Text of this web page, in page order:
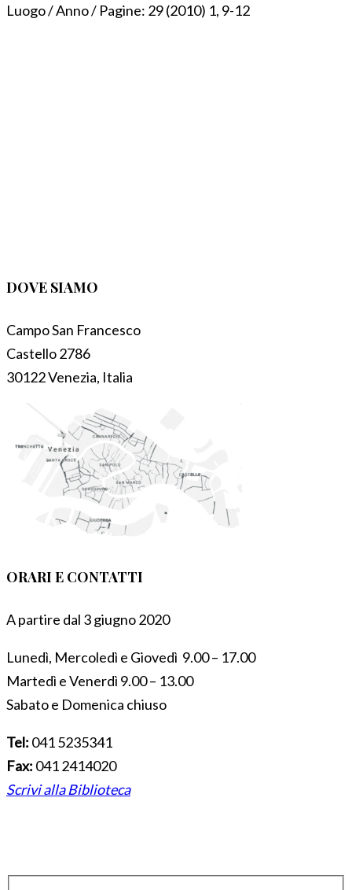
Luogo / Anno / Pagine: 29 (2010) 1, 9-12
DOVE SIAMO
Campo San Francesco
Castello 2786
30122 Venezia, Italia
ORARI E CONTATTI
A partire dal 3 giugno 2020
Lunedì, Mercoledì e Giovedì 9.00 – 17.00
Martedì e Venerdì 9.00 – 13.00
Sabato e Domenica chiuso
Tel: 041 5235341
Fax: 041 2414020
Scrivi alla Biblioteca